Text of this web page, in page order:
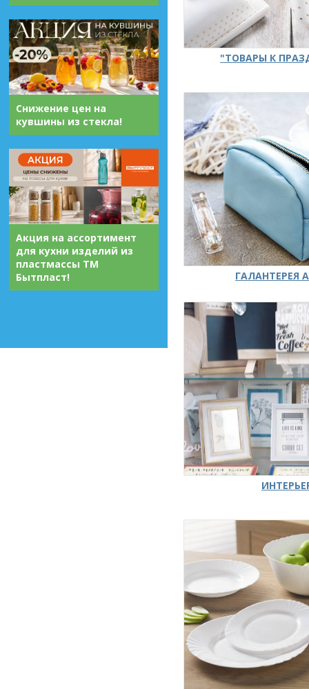
Снижение цен на
кувшины из стекла!
Акция на ассортимент
для кухни изделий из
пластмассы ТМ
Бытпласт!
"ТОВАРЫ К
ГАЛАНТЕРЕЯ